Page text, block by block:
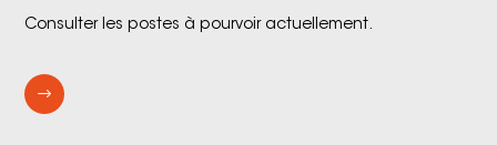
Consulter les postes à pourvoir actuellement.
$